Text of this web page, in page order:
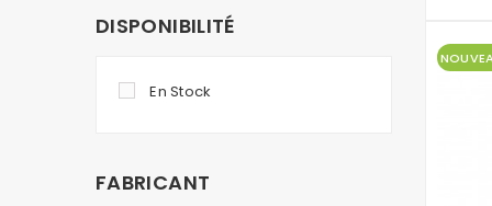
DISPONIBILITÉ
En Stock
FABRICANT